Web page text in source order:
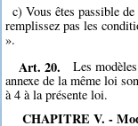
c) Vous êtes passible
remplissez pas les
».
Art. 20.
Les
annexe de la même loi
à 4 à la présente loi.
CHAPITRE V. -